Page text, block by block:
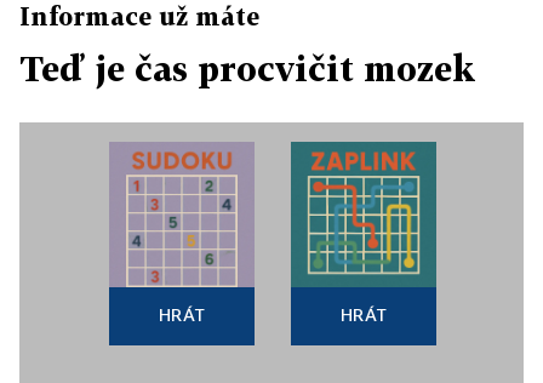
Informace už máte
Teď je čas procvičit mozek
HRÁT HRÁT